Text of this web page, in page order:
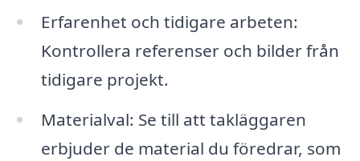
Erfarenhet och tidigare arbeten:
Kontrollera referenser och bilder från
tidigare projekt.
Materialval: Se till att takläggaren
erbjuder de material du föredrar, som